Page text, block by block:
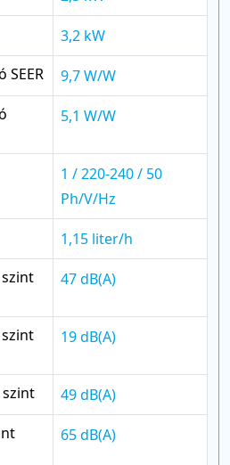
3,2 kW
9,7 W/W
5,1 W/W
1 / 220-240 / 50
Ph/V/Hz
1,15 liter/h
47 dB(A)
19 dB(A)
49 dB(A)
65 dB(A)